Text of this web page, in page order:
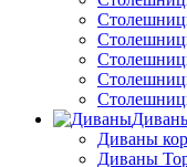
Диваны
Диваны